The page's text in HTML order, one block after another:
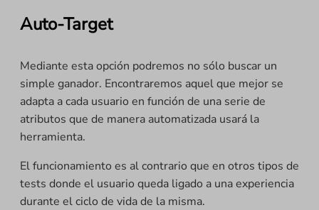
Auto-Target
Mediante esta opción podremos no sólo buscar un
simple ganador. Encontraremos aquel que mejor se
adapta a cada usuario en función de una serie de
atributos que de manera automatizada usará la
herramienta.
El funcionamiento es al contrario que en otros tipos de
tests donde el usuario queda ligado a una experiencia
durante el ciclo de vida de la misma.